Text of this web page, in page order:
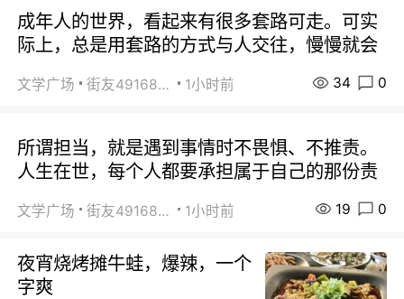
成年人的世界，看起来有很多套路可走。可实
际上，总是用套路的方式与人交往，慢慢就会
文学广场 街友49168527 1小时前 34 0
所谓担当，就是遇到事情时不畏惧、不推责。
人生在世，每个人都要承担属于自己的那份责
文学广场 街友49168527 1小时前 19 0
夜宵烧烤摊牛蛙，爆辣，一个
字爽